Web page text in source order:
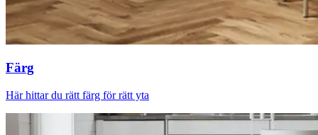
Färg
Här hittar du rätt färg för rätt yta